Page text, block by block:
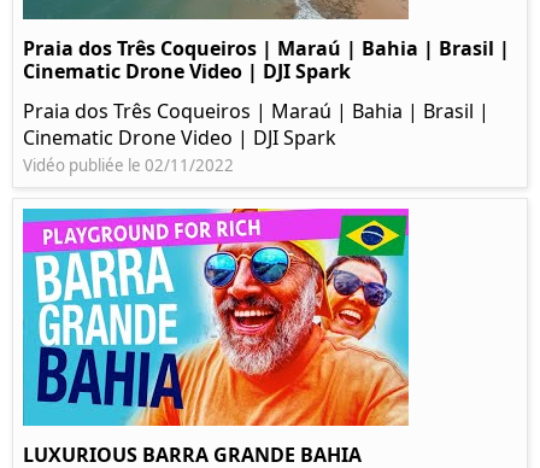
Praia dos Três Coqueiros | Maraú | Bahia | Brasil |
Cinematic Drone Video | DJI Spark
Praia dos Três Coqueiros | Maraú | Bahia | Brasil |
Cinematic Drone Video | DJI Spark
Vidéo publiée le 02/11/2022
LUXURIOUS BARRA GRANDE BAHIA